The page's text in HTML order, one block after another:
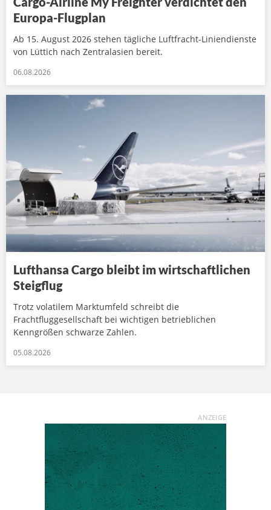
Europa-Flugplan
Ab 15. August 2026 stehen tägliche Luftfracht-Liniendienste
von Lüttich nach Zentralasien bereit.
06.08.2026
Lufthansa Cargo bleibt im wirtschaftlichen
Steigflug
Trotz volatilem Marktumfeld schreibt die
Frachtfluggesellschaft bei wichtigen betrieblichen
Kenngrößen schwarze Zahlen.
05.08.2026
ANZEIGE